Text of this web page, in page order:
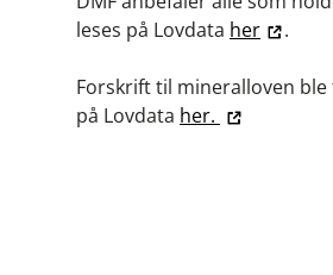
leses på Lovdata her .
Forskrift til mineralloven ble
på Lovdata her.